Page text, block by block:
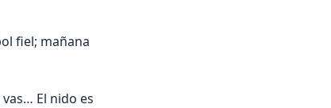
fiel; mañana
El nido es